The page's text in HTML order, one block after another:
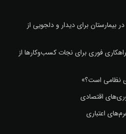
بیمارستان برای دیدار و دلجویی از
فوری برای نجات کسب‌وکارها از
نظامی است؟»
اقتصادی
اعتباری